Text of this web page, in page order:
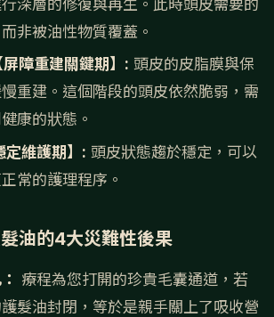
深層的修復與再生。此時頭皮需要的
非被油性物質覆蓋。
障重建關鍵期】: 頭皮的皮脂膜與保
重建。這個階段的頭皮依然脆弱，需
康的狀態。
定維護期】: 頭皮狀態趨於穩定，可以
常的護理程序。
油的4大災難性後果
療程為您打開的珍貴毛囊通道，若
髮油封閉，等於是親手關上了吸收營